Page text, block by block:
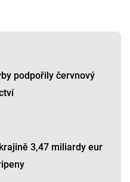
podpořily červnový
3,47 miliardy eur